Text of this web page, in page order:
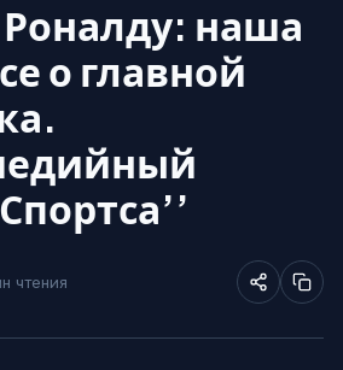
наша
о главной
чтения